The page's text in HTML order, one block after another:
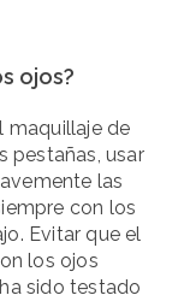
ojos?
maquillaje de
pestañas, usar
las
con los
Evitar que el
los ojos
sido testado